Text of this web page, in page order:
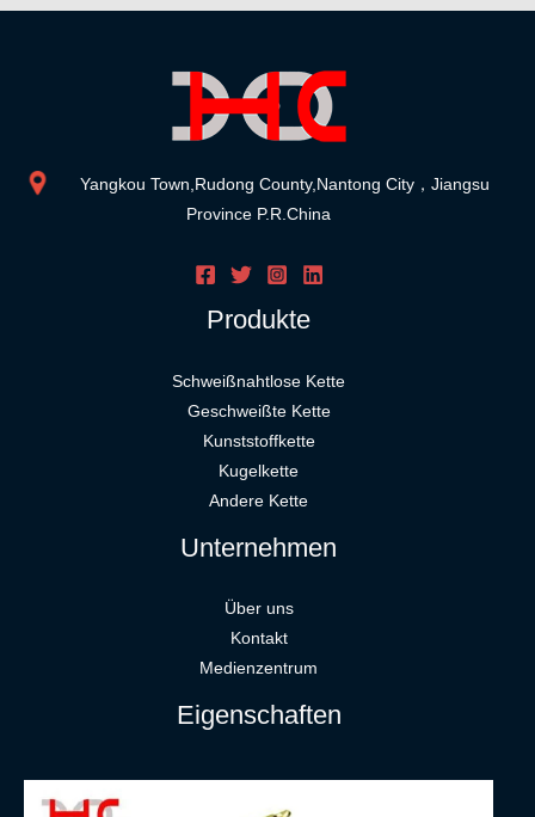
Yangkou Town,Rudong County,Nantong City，Jiangsu
Province P.R.China
Produkte
Schweißnahtlose Kette
Geschweißte Kette
Kunststoffkette
Kugelkette
Andere Kette
Unternehmen
Über uns
Kontakt
Medienzentrum
Eigenschaften